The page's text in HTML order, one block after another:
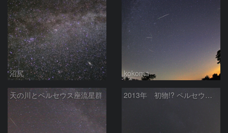
沼尻 kokoma
天の川とペルセウス座流星群 2013年 初物!? ペルセウス座流星群